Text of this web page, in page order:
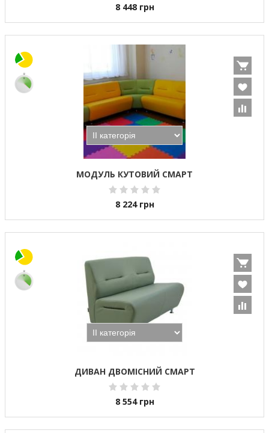
8 448 грн
МОДУЛЬ КУТОВИЙ СМАРТ
8 224 грн
ДИВАН ДВОМІСНИЙ СМАРТ
8 554 грн